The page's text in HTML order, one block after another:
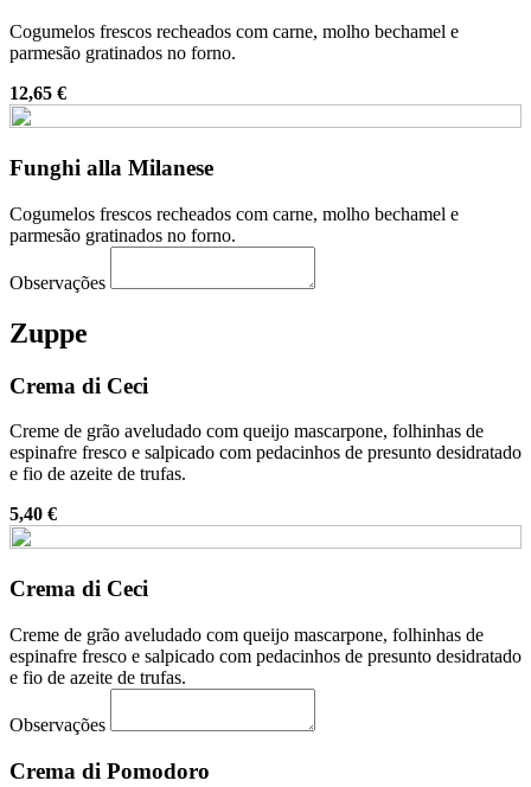
Cogumelos frescos recheados com carne, molho bechamel e
parmesão gratinados no forno.
12,65 €
Funghi alla Milanese
Cogumelos frescos recheados com carne, molho bechamel e
parmesão gratinados no forno.
Observações
Zuppe
Crema di Ceci
Creme de grão aveludado com queijo mascarpone, folhinhas de
espinafre fresco e salpicado com pedacinhos de presunto desidratado
e fio de azeite de trufas.
5,40 €
Crema di Ceci
Creme de grão aveludado com queijo mascarpone, folhinhas de
espinafre fresco e salpicado com pedacinhos de presunto desidratado
e fio de azeite de trufas.
Observações
Crema di Pomodoro